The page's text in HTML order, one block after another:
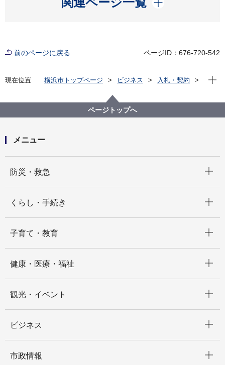
前のページに戻る ページID：676-720-542
現在位置 横浜市トップページ ビジネス
入札・契約
【入札結果公表】広域避難場所大型標識等撤去作業委
託（鶴見区）
現在
ページトップへ
メニュー
防災・救急
くらし・手続き
子育て・教育
健康・医療・福祉
観光・イベント
ビジネス
市政情報